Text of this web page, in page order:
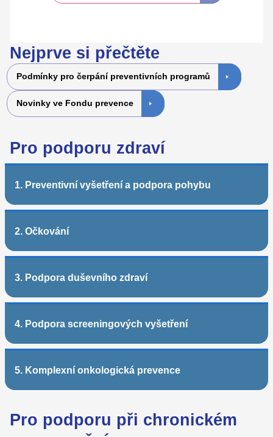
Nejprve si přečtěte
Podmínky pro čerpání preventivních programů
Novinky ve Fondu prevence
Pro podporu zdraví
1. Preventivní vyšetření a podpora pohybu
2. Očkování
3. Podpora duševního zdraví
4. Podpora screeningových vyšetření
5. Komplexní onkologická prevence
Pro podporu při chronickém